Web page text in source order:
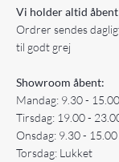
Vi holder altid
Ordrer sendes
til godt grej
Showroom åbent:
Mandag: 9.30 - 15.00
Tirsdag: 19.00 -
Onsdag: 9.30 - 15.00
Torsdag: Lukket